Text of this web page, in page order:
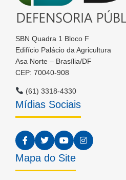
SBN Quadra 1 Bloco F
Edifício Palácio da Agricultura
Asa Norte – Brasília/DF
CEP: 70040-908
(61) 3318-4330
Mídias Sociais
Mapa do Site